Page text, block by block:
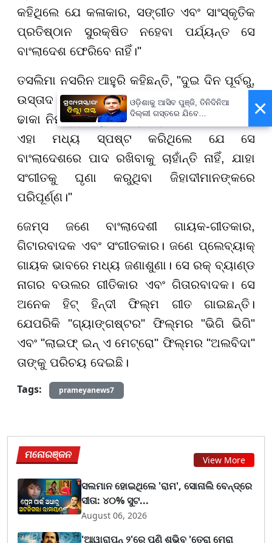
କହିଥିଲେ ଯେ କଳାକାର, ସଙ୍ଗୀତ ଏବଂ ସାଂସ୍କୃତିକ
ପ୍ରତିଷ୍ଠାନ ସୁରକ୍ଷିତ ନହେବା ପର୍ଯ୍ୟନ୍ତ ସେ
ବାଂଲାଦେଶ ଫେରିବେ ନାହିଁ।"
ତସଲିମା ନସରିନ ଆହୁରି କହିଛନ୍ତି, "ଦୁଇ ଦିନ ପୂର୍ବରୁ,
ଉସ୍ତାଦ ରସିଦ ଖାନଙ୍କ ପୁଅ ଅରମାନ ଖାନ ମଧ୍ୟ
ଢାକା ନିମନ୍ତ୍ରଣକୁ ପ୍ରତ୍ୟାଖ୍ୟାନ କରିଥିଲେ। ସେ
ଏହା ମଧ୍ୟ ସ୍ପଷ୍ଟ କରିଥିଲେ ଯେ ସେ
ବାଂଲାଦେଶରେ ପାଦ ରଖିବାକୁ ଚାହାଁନ୍ତି ନାହିଁ, ଯାହା
ସଂଗୀତକୁ ଘୃଣା କରୁଥିବା ଜିହାଦୀମାନଙ୍କରେ
ପରିପୂର୍ଣ୍ଣ।"
ଜେମ୍ସ ଜଣେ ବାଂଲାଦେଶୀ ଗାୟକ-ଗୀତକାର,
ଗିଟାରବାଦକ ଏବଂ ସଂଗୀତକାର। ଜଣେ ପ୍ଲେବ୍ୟାକ୍
ଗାୟକ ଭାବରେ ମଧ୍ୟ ଜଣାଶୁଣା। ସେ ରକ୍ ବ୍ୟାଣ୍ଡ
ନାଗର ବଉଲର ଗୀତିକାର ଏବଂ ଗିତାରବାଦକ। ସେ
ଅନେକ ହିଟ୍ ହିନ୍ଦୀ ଫିଲ୍ମ ଗୀତ ଗାଇଛନ୍ତି।
ଯେପରିକି "ଗ୍ୟାଙ୍ଗଷ୍ଟର" ଫିଲ୍ମର "ଭିଗି ଭିଗି"
ଏବଂ "ଲାଇଫ୍ ଇନ୍ ଏ ମେଟ୍ରୋ" ଫିଲ୍ମର "ଅଲବିଦା"
ତାଙ୍କୁ ପରିଚୟ ଦେଇଛି।
Tags:
prameyanews7
ମନୋରଞ୍ଜନ View More
ସଲମାନ ହୋଇଥିଲେ 'ରାମ', ସୋନାଲି ବେନ୍ଦ୍ରେ
ସୀତା: ୪୦% ସୁଟ...
August 06, 2026
'ଆୱାରାପନ୍ ୨'ରେ ପୁଣି ଶୁଭିବ 'ତେରା ମେରା
×
ଓଡ଼ିଶାକୁ ଆସିବ ପୁଞ୍ଜି, ତିନିଦିନିଆ
ଦିଲ୍ଲୀ ଗସ୍ତରେ ଯିବେ
ମୁଖ୍ୟମନ୍ତ୍ରୀ ମୋହନ ମାଝୀ